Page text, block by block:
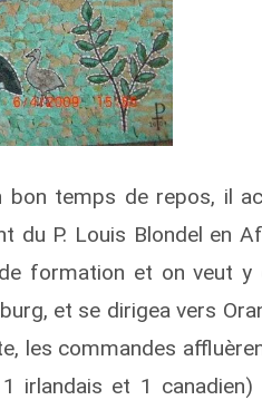
temps de repos, il
du P. Louis Blondel en
formation et on veut y
et se dirigea vers
les commandes
irlandais et 1